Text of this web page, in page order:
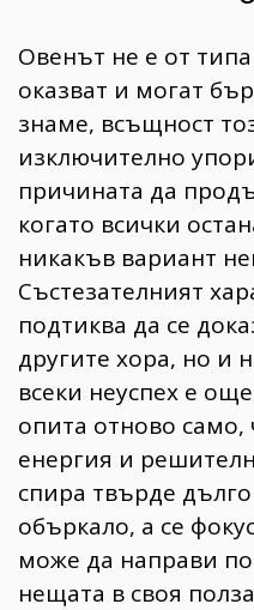
Овенът не е от
оказват и могат
знаме, всъщност
изключително
причината да
когато всички
никакъв вариант
Състезателният
подтиква да се
другите хора, но и
всеки неуспех е
опита отново само,
енергия и
спира твърде
объркало, а се
може да направи
нещата в своя